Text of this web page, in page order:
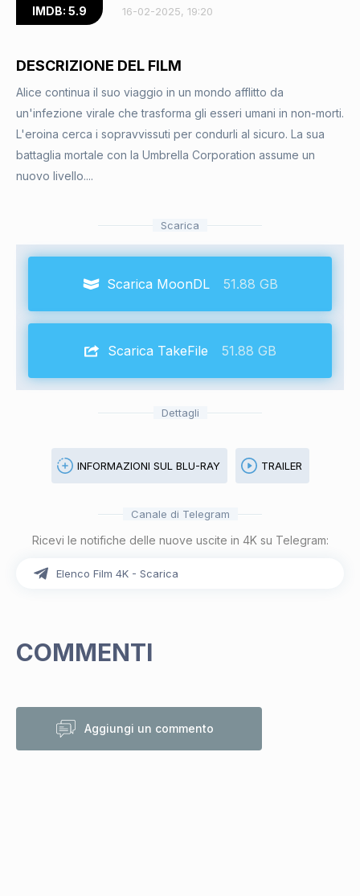
IMDB: 5.9 16-02-2025, 19:20
DESCRIZIONE DEL FILM
Alice continua il suo viaggio in un mondo afflitto da
un'infezione virale che trasforma gli esseri umani in non-morti.
L'eroina cerca i sopravvissuti per condurli al sicuro. La sua
battaglia mortale con la Umbrella Corporation assume un
nuovo livello....
Scarica
Scarica MoonDL 51.88 GB
Scarica TakeFile 51.88 GB
Dettagli
INFORMAZIONI SUL BLU-RAY TRAILER
Canale di Telegram
Ricevi le notifiche delle nuove uscite in 4K su Telegram:
Elenco Film 4K - Scarica
COMMENTI
Aggiungi un commento